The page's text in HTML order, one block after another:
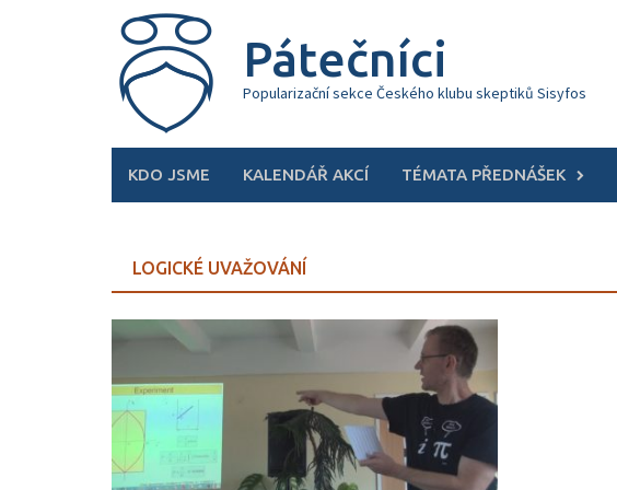
Pátečníci
Popularizační sekce Českého klubu skeptiků Sisyfos
KDO JSME KALENDÁŘ AKCÍ TÉMATA PŘEDNÁŠEK
LOGICKÉ UVAŽOVÁNÍ